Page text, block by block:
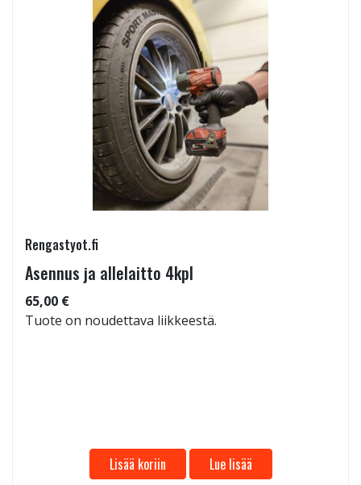
Rengastyot.fi
Asennus ja allelaitto 4kpl
65,00 €
Tuote on noudettava liikkeestä.
Lisää koriin Lue lisää